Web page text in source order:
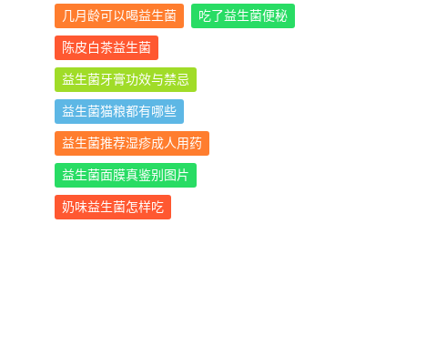
几月龄可以喝益生菌 吃了益生菌便秘
陈皮白茶益生菌
益生菌牙膏功效与禁忌
益生菌猫粮都有哪些
益生菌推荐湿疹成人用药
益生菌面膜真鉴别图片
奶味益生菌怎样吃